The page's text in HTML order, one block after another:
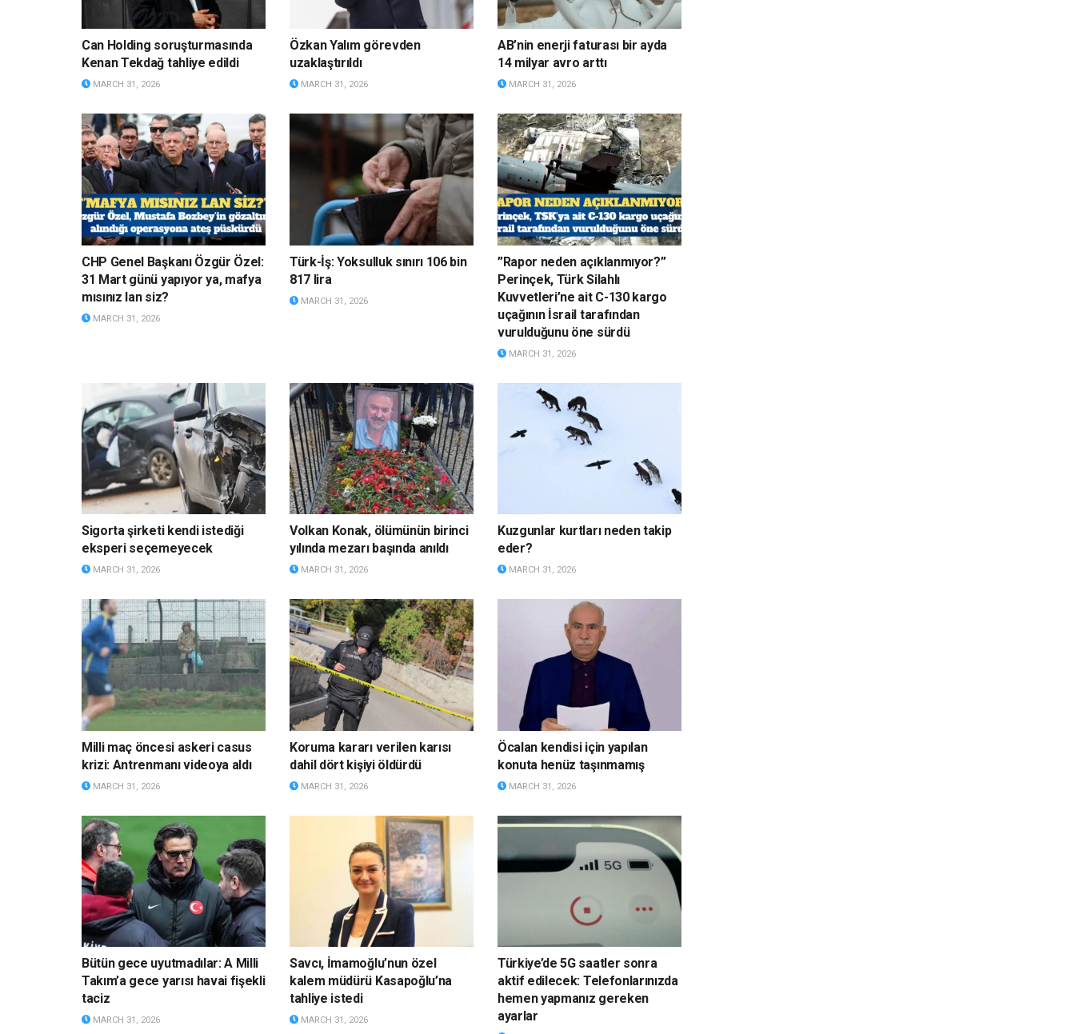
Can Holding soruşturmasında
Kenan Tekdağ tahliye edildi
MARCH 31, 2026
Özkan Yalım görevden
uzaklaştırıldı
MARCH 31, 2026
AB’nin enerji faturası bir ayda
14 milyar avro arttı
MARCH 31, 2026
CHP Genel Başkanı Özgür Özel:
31 Mart günü yapıyor ya, mafya
mısınız lan siz?
MARCH 31, 2026
Türk-İş: Yoksulluk sınırı 106 bin
817 lira
MARCH 31, 2026
”Rapor neden açıklanmıyor?”
Perinçek, Türk Silahlı
Kuvvetleri’ne ait C-130 kargo
uçağının İsrail tarafından
vurulduğunu öne sürdü
MARCH 31, 2026
Sigorta şirketi kendi istediği
eksperi seçemeyecek
MARCH 31, 2026
Volkan Konak, ölümünün birinci
yılında mezarı başında anıldı
MARCH 31, 2026
Kuzgunlar kurtları neden takip
eder?
MARCH 31, 2026
Milli maç öncesi askeri casus
krizi: Antrenmanı videoya aldı
MARCH 31, 2026
Koruma kararı verilen karısı
dahil dört kişiyi öldürdü
MARCH 31, 2026
Öcalan kendisi için yapılan
konuta henüz taşınmamış
MARCH 31, 2026
Bütün gece uyutmadılar: A Milli
Takım’a gece yarısı havai fişekli
taciz
MARCH 31, 2026
Savcı, İmamoğlu’nun özel
kalem müdürü Kasapoğlu’na
tahliye istedi
MARCH 31, 2026
Türkiye’de 5G saatler sonra
aktif edilecek: Telefonlarınızda
hemen yapmanız gereken
ayarlar